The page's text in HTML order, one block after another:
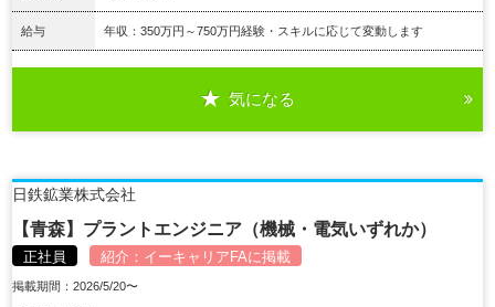
給与 年収：350万円～750万円経験・スキルに応じて変動します
気になる
日鉄鉱業株式会社
【青森】プラントエンジニア（機械・電気いずれか）
正社員 紹介： イーキャリアFAに掲載
掲載期間：2026/5/20〜